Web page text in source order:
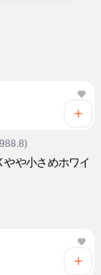
やや小さめホワイ